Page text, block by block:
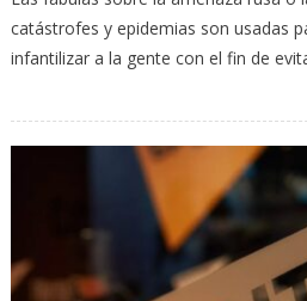
catástrofes y epidemias son usadas
infantilizar a la gente con el fin de